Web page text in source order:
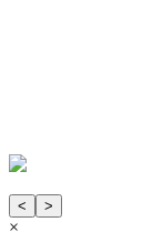
< >
×